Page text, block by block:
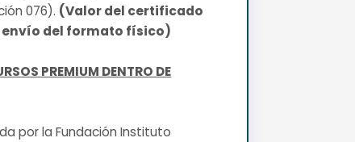
076). (Valor del certificado
envío del formato físico)
PREMIUM DENTRO DE
por la Fundación Instituto